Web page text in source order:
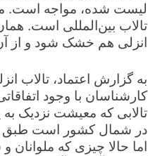
لیست شده، مواجه است.
تالاب بین‌المللی است.
انزلی هم خشک شود و از آن
کارشناسان با وجود
تالابی که معیشت نزدیک
اما حالا چیزی که